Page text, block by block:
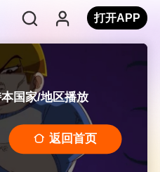
打开APP
国家/地区播放
返回首页